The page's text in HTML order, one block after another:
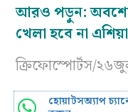
আরও পড়ুন:
খেলা হবে না
ক্রিফোস্পোর্টস/
হোয়াটসঅ্যাপ